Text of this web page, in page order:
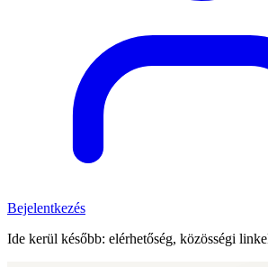
Bejelentkezés
Ide kerül később: elérhetőség, közösségi